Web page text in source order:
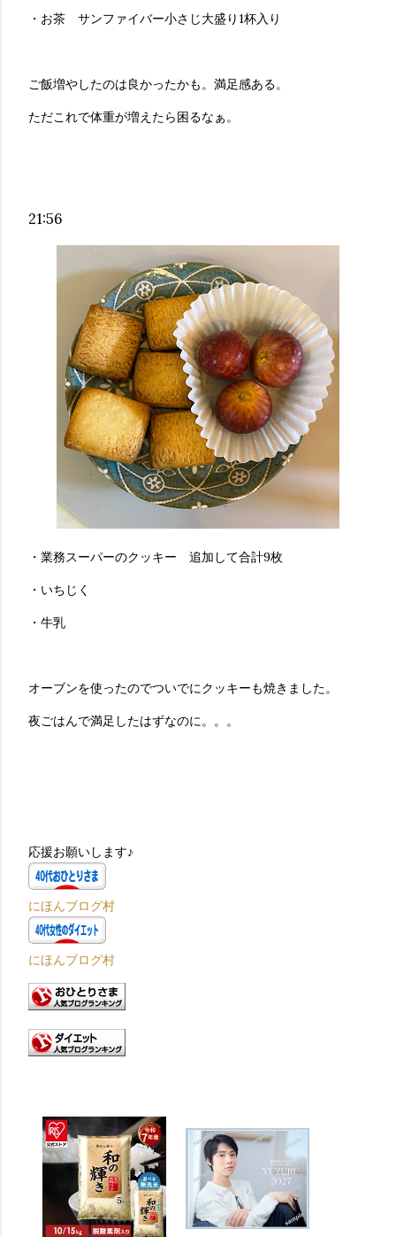
・お茶 サンファイバー小さじ大盛り1杯入り
ご飯増やしたのは良かったかも。満足感ある。
ただこれで体重が増えたら困るなぁ。
21:56
・業務スーパーのクッキー 追加して合計9枚
・いちじく
・牛乳
オーブンを使ったのでついでにクッキーも焼きました。
夜ごはんで満足したはずなのに。。。
応援お願いします♪
にほんブログ村
にほんブログ村